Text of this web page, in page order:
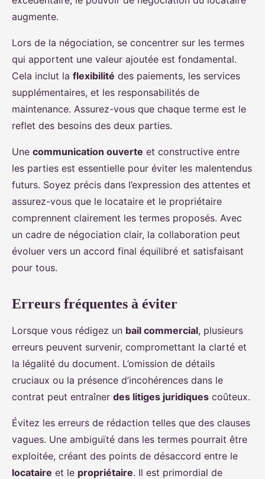
augmente.
Lors de la négociation, se concentrer sur les termes
qui apportent une valeur ajoutée est fondamental.
Cela inclut la flexibilité des paiements, les services
supplémentaires, et les responsabilités de
maintenance. Assurez-vous que chaque terme est le
reflet des besoins des deux parties.
Une communication ouverte et constructive entre
les parties est essentielle pour éviter les malentendus
futurs. Soyez précis dans l’expression des attentes et
assurez-vous que le locataire et le propriétaire
comprennent clairement les termes proposés. Avec
un cadre de négociation clair, la collaboration peut
évoluer vers un accord final équilibré et satisfaisant
pour tous.
Erreurs fréquentes à éviter
Lorsque vous rédigez un bail commercial, plusieurs
erreurs peuvent survenir, compromettant la clarté et
la légalité du document. L’omission de détails
cruciaux ou la présence d’incohérences dans le
contrat peut entraîner des litiges juridiques coûteux.
Évitez les erreurs de rédaction telles que des clauses
vagues. Une ambiguïté dans les termes pourrait être
exploitée, créant des points de désaccord entre le
locataire et le propriétaire. Il est primordial de